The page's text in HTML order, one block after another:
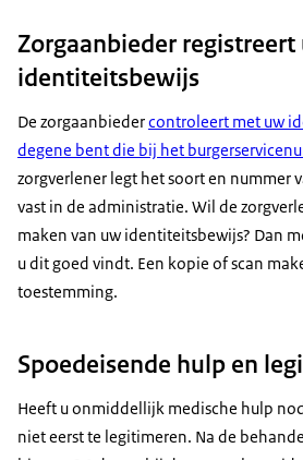
Zorgaanbieder registreert
identiteitsbewijs
De zorgaanbiedercontroleert met uw
degene bent die bij het
zorgverlener legt het soort en nummer
vast in de administratie. Wil de
maken van uw identiteitsbewijs? Dan
u dit goed vindt. Een kopie of scan
toestemming.
Spoedeisende hulp en
Heeft u onmiddellijk medische hulp
niet eerst te legitimeren. Na de